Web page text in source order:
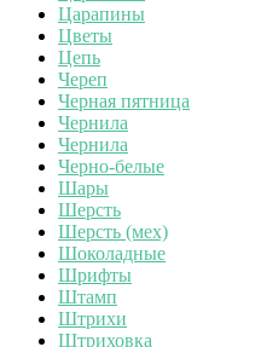
Царапины
Цветы
Цепь
Череп
Черная пятница
Чернила
Чернила
Черно-белые
Шары
Шерсть
Шерсть (мех)
Шоколадные
Шрифты
Штамп
Штрихи
Штриховка